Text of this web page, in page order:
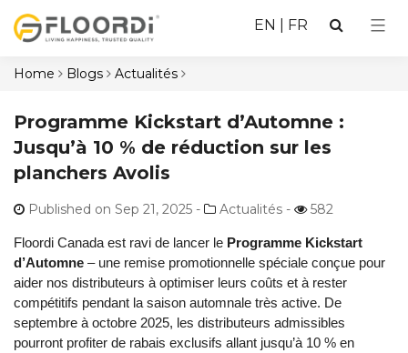
EN FR
Home Blogs Actualités
Programme Kickstart d’Automne :
Jusqu’à 10 % de réduction sur les
planchers Avolis
Published on Sep 21, 2025 - Actualités - 582
Floordi Canada est ravi de lancer le Programme Kickstart
d’Automne – une remise promotionnelle spéciale conçue pour
aider nos distributeurs à optimiser leurs coûts et à rester
compétitifs pendant la saison automnale très active. De
septembre à octobre 2025, les distributeurs admissibles
pourront profiter de rabais exclusifs allant jusqu’à 10 % en